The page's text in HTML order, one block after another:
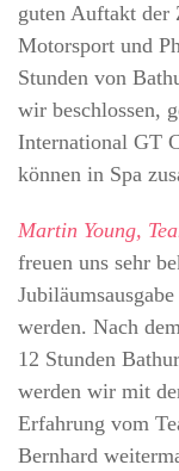
guten Auftakt der
Motorsport und
Stunden von
wir beschlossen,
International GT
können in Spa
Martin Young,
freuen uns sehr
werden. Nach
12 Stunden
werden wir mit
Erfahrung vom
Bernhard